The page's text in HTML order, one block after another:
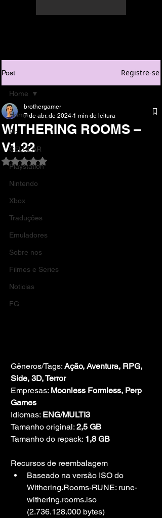
Post Registre-se
Home
Pc
CELULAR
Playstation
Nintendo
Xbox
Traduções
Emuladores
Sobre nos
Filmes e Series
Noticias
FG
Home
WITHERING ROOMS –
V1.22
brothergamer
7 de abr. de 2024 1 min de leitura
Avaliado com NaN de 5 estrelas.
Gêneros/Tags: Ação, Aventura, RPG,
Side, 3D, Terror
Empresas: Moonless Formless, Perp
Games
Idiomas: ENG/MULTI3
Tamanho original: 2,5 GB
Tamanho do repack: 1,8 GB
Recursos de reembalagem
Baseado na versão ISO do
Withering.Rooms-RUNE: rune-
withering.rooms.iso
(2.736.128.000 bytes)